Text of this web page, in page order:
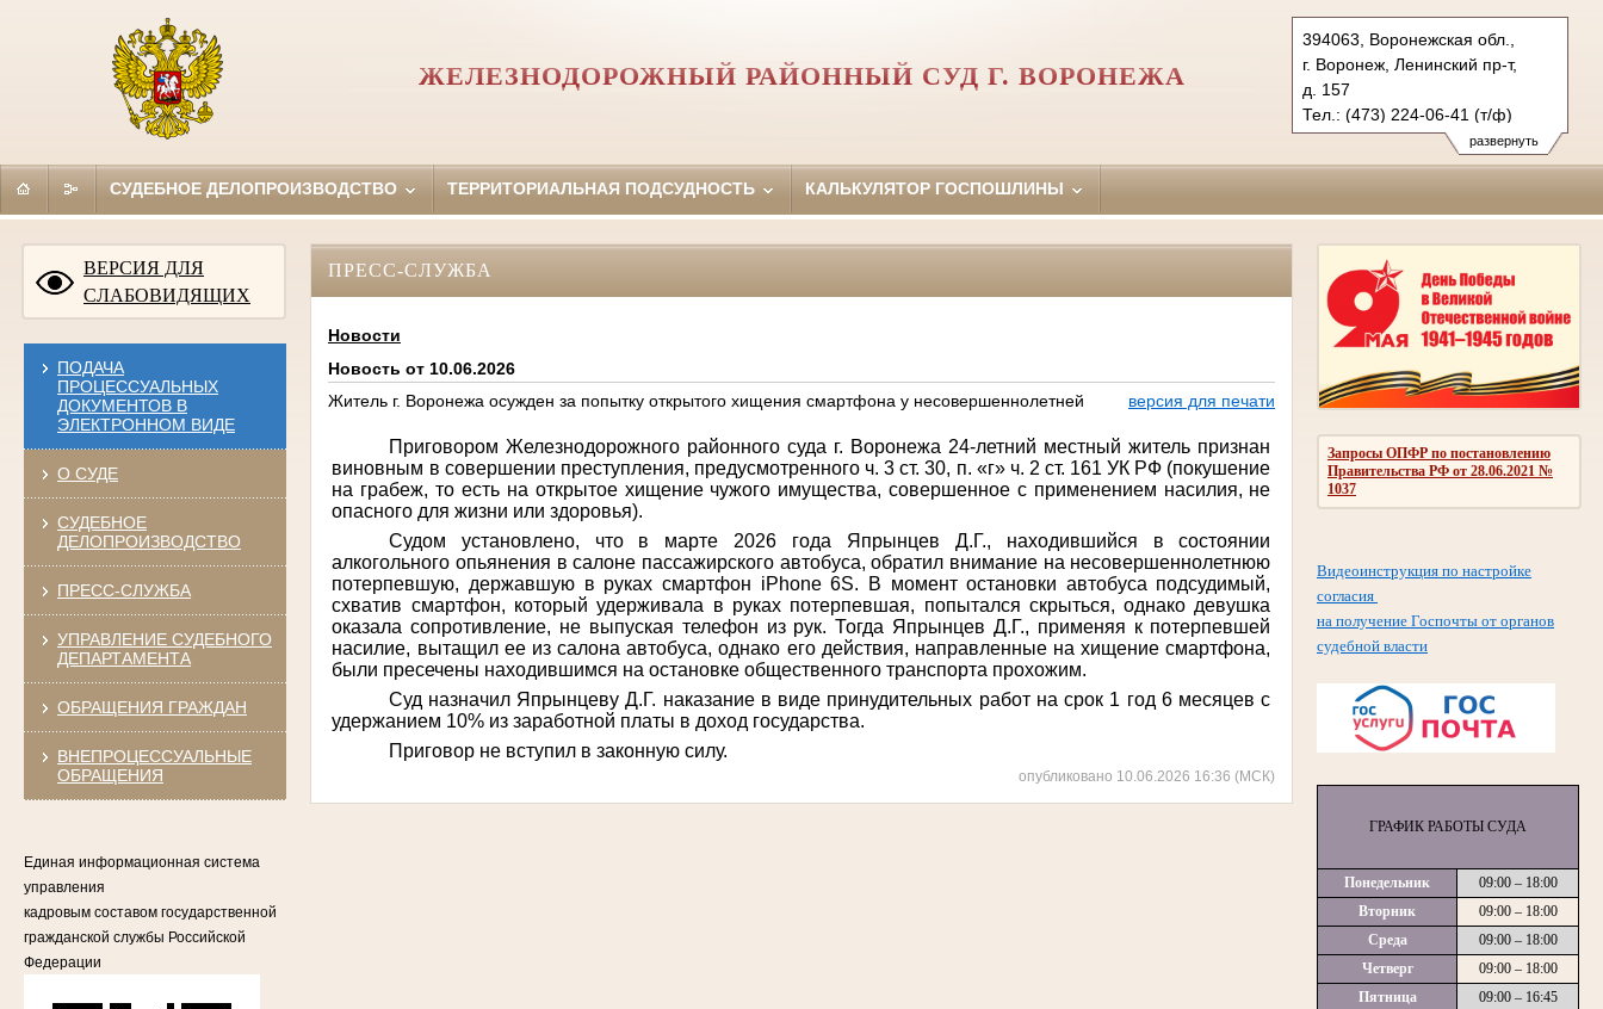
развернуть
394063, Воронежская обл.,
г. Воронеж, Ленинский пр-т,
д. 157
Тел.: (473) 224-06-41 (т/ф)
zheleznodorozhny.vrn@sudrf.ru
ЖЕЛЕЗНОДОРОЖНЫЙ РАЙОННЫЙ СУД Г. ВОРОНЕЖА
СУДЕБНОЕ ДЕЛОПРОИЗВОДСТВО ТЕРРИТОРИАЛЬНАЯ ПОДСУДНОСТЬ КАЛЬКУЛЯТОР ГОСПОШЛИНЫ
ВЕРСИЯ ДЛЯ
СЛАБОВИДЯЩИХ
ПОДАЧА
ПРОЦЕССУАЛЬНЫХ
ДОКУМЕНТОВ В
ЭЛЕКТРОННОМ ВИДЕ
О СУДЕ
СУДЕБНОЕ
ДЕЛОПРОИЗВОДСТВО
ПРЕСС-СЛУЖБА
УПРАВЛЕНИЕ СУДЕБНОГО
ДЕПАРТАМЕНТА
ОБРАЩЕНИЯ ГРАЖДАН
ВНЕПРОЦЕССУАЛЬНЫЕ
ОБРАЩЕНИЯ
Единая информационная система
управления
кадровым составом государственной
гражданской службы Российской
Федерации
Запросы ОПФР по постановлению
Правительства РФ от 28.06.2021 №
1037
Видеоинструкция по настройке
согласия
на получение Госпочты от органов
судебной власти
ГРАФИК РАБОТЫ СУДА
Понедельник
09:00 – 18:00
Вторник
09:00 – 18:00
Среда
09:00 – 18:00
Четверг
09:00 – 18:00
Пятница
09:00 – 16:45
ПРЕСС-СЛУЖБА
Новости
Новость от 10.06.2026
Житель г. Воронежа осужден за попытку открытого хищения смартфона у несовершеннолетней
версия для печати
Приговором Железнодорожного районного суда г. Воронежа 24-летний местный житель признан
виновным в совершении преступления, предусмотренного ч. 3 ст. 30, п. «г» ч. 2 ст. 161 УК РФ (покушение
на грабеж, то есть на открытое хищение чужого имущества, совершенное с применением насилия, не
опасного для жизни или здоровья).
Судом установлено, что в марте 2026 года Япрынцев Д.Г., находившийся в состоянии
алкогольного опьянения в салоне пассажирского автобуса, обратил внимание на несовершеннолетнюю
потерпевшую, державшую в руках смартфон iPhone 6S. В момент остановки автобуса подсудимый,
схватив смартфон, который удерживала в руках потерпевшая, попытался скрыться, однако девушка
оказала сопротивление, не выпуская телефон из рук. Тогда Япрынцев Д.Г., применяя к потерпевшей
насилие, вытащил ее из салона автобуса, однако его действия, направленные на хищение смартфона,
были пресечены находившимся на остановке общественного транспорта прохожим.
Суд назначил Япрынцеву Д.Г. наказание в виде принудительных работ на срок 1 год 6 месяцев с
удержанием 10% из заработной платы в доход государства.
Приговор не вступил в законную силу.
опубликовано 10.06.2026 16:36 (МСК)